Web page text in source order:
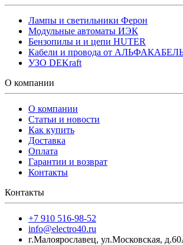
Лампы и светильники Ферон
Модульные автоматы ИЭК
Бензопилы и и цепи HUTER
Кабели и провода от
УЗО DEKraft
О компании
О компании
Статьи и новости
Как купить
Доставка
Оплата
Гарантии и возврат
Контакты
Контакты
+7 910 516-98-52
info@electro40.ru
г.Малоярославец, ул.Московская,